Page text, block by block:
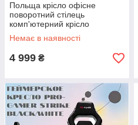
Польща крісло офісне
поворотний стілець
комп'ютерний крісло
керівника Malatec
Немає в наявності
4 999 ₴